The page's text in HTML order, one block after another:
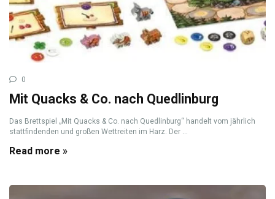
0
Mit Quacks & Co. nach Quedlinburg
Das Brettspiel „Mit Quacks & Co. nach Quedlinburg“ handelt vom jährlich
stattfindenden und großen Wettreiten im Harz. Der ...
Read more »